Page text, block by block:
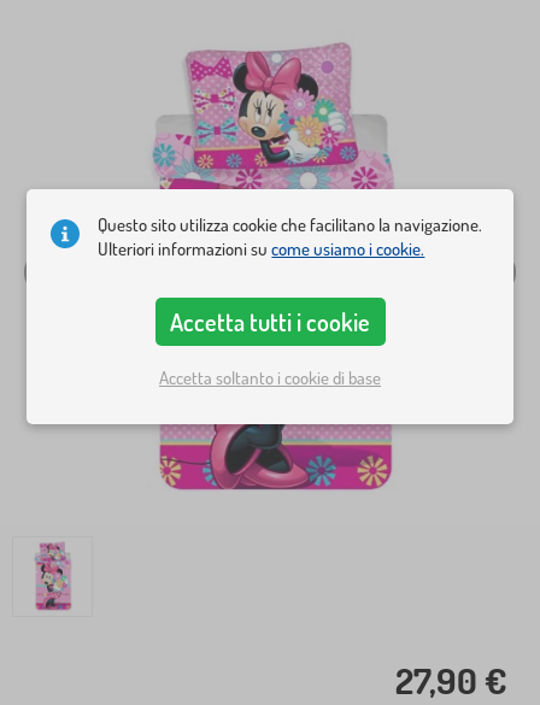
27,90 €
Questo sito utilizza cookie che facilitano la navigazione.
Ulteriori informazioni sucome usiamo i cookie.
Accetta tutti i cookie
Accetta soltanto i cookie di base